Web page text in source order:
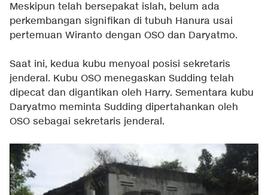
Meskipun telah bersepakat islah, belum ada
perkembangan signifikan di tubuh Hanura usai
pertemuan Wiranto dengan OSO dan Daryatmo.
Saat ini, kedua kubu menyoal posisi sekretaris
jenderal. Kubu OSO menegaskan Sudding telah
dipecat dan digantikan oleh Harry. Sementara kubu
Daryatmo meminta Sudding dipertahankan oleh
OSO sebagai sekretaris jenderal.